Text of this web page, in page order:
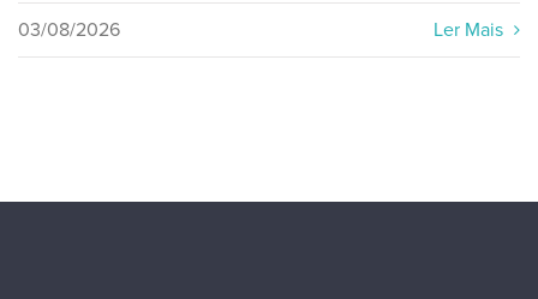
03/08/2026 Ler Mais